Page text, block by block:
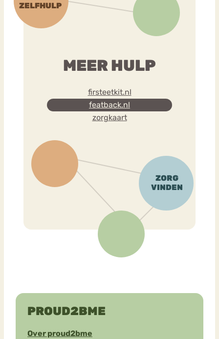
MEER HULP
firsteetkit.nl
featback.nl
zorgkaart
PROUD2BME
Over proud2bme